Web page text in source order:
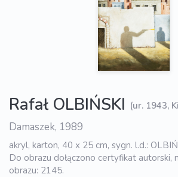
Rafał OLBIŃSKI (ur. 1943,
Damaszek, 1989
akryl, karton, 40 x 25 cm, sygn. l.d.:
Do obrazu dołączono certyfikat
obrazu: 2145.